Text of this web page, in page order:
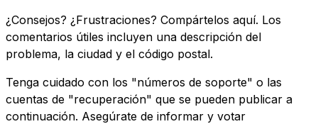
¿Consejos? ¿Frustraciones? Compártelos aquí. Los
comentarios útiles incluyen una descripción del
problema, la ciudad y el código postal.
Tenga cuidado con los "números de soporte" o las
cuentas de "recuperación" que se pueden publicar a
continuación. Asegúrate de informar y votar